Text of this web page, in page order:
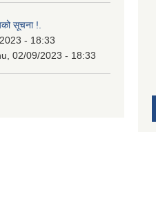
सूचना !.
- 18:33
02/09/2023 - 18:33